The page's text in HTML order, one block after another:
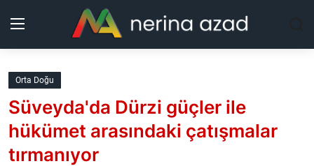
Kurdistan
Bölgeler
Yaşam
Orta Doğu
Süveyda'da Dürzi güçler ile
hükümet arasındaki çatışmalar
tırmanıyor